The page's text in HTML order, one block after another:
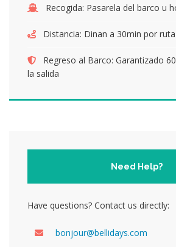
Recogida: Pasarela del barco u
Distancia: Dinan a 30min por
Regreso al Barco: Garantizado
la salida
Need Help?
Have questions? Contact us directly:
bonjour@bellidays.com